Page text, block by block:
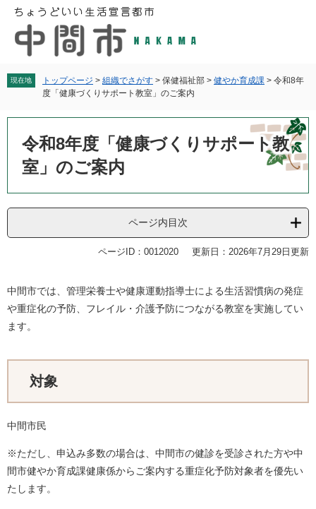
現在地 トップページ > 組織でさがす > 保健福祉部 > 健やか育成課 > 令和8年
度「健康づくりサポート教室」のご案内
令和8年度「健康づくりサポート教
室」のご案内
ページ内目次
ページID：0012020 更新日：2026年7月29日更新
中間市では、管理栄養士や健康運動指導士による生活習慣病の発症
や重症化の予防、フレイル・介護予防につながる教室を実施してい
ます。
対象
中間市民
※ただし、申込み多数の場合は、中間市の健診を受診された方や中
間市健やか育成課健康係からご案内する重症化予防対象者を優先い
たします。